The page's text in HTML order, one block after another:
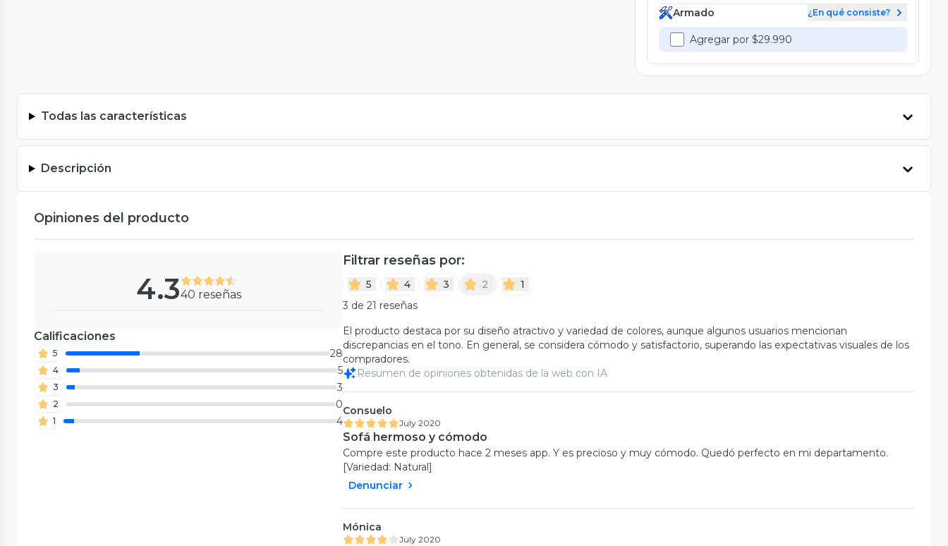
Armado ¿En qué consiste?
Agregar por $29.990
Todas las características
Descripción
Opiniones del producto
4.340 reseñas
Calificaciones
5 28
4 5
3 3
2 0
1 4
Filtrar reseñas por:
5 4 3 2
1
3 de 21 reseñas
El producto destaca por su diseño atractivo y variedad de colores, aunque algunos usuarios mencionan
discrepancias en el tono. En general, se considera cómodo y satisfactorio, superando las expectativas visuales de los
compradores.
Resumen de opiniones obtenidas de la web con IA
Consuelo
July 2020
Sofá hermoso y cómodo
Compre este producto hace 2 meses app. Y es precioso y muy cómodo. Quedó perfecto en mi departamento.
[Variedad: Natural]
Denunciar
Mónica
July 2020